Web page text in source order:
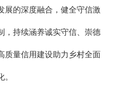
展的深度融合，健全守信激
，持续涵养诚实守信、崇德
质量信用建设助力乡村全面